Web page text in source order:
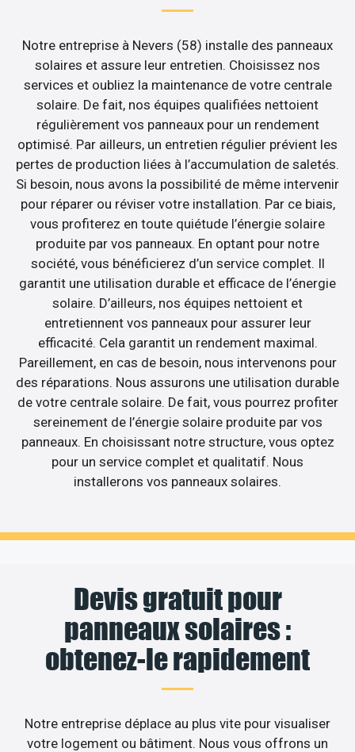
Notre entreprise à Nevers (58) installe des panneaux
solaires et assure leur entretien. Choisissez nos
services et oubliez la maintenance de votre centrale
solaire. De fait, nos équipes qualifiées nettoient
régulièrement vos panneaux pour un rendement
optimisé. Par ailleurs, un entretien régulier prévient les
pertes de production liées à l’accumulation de saletés.
Si besoin, nous avons la possibilité de même intervenir
pour réparer ou réviser votre installation. Par ce biais,
vous profiterez en toute quiétude l’énergie solaire
produite par vos panneaux. En optant pour notre
société, vous bénéficierez d’un service complet. Il
garantit une utilisation durable et efficace de l’énergie
solaire. D’ailleurs, nos équipes nettoient et
entretiennent vos panneaux pour assurer leur
efficacité. Cela garantit un rendement maximal.
Pareillement, en cas de besoin, nous intervenons pour
des réparations. Nous assurons une utilisation durable
de votre centrale solaire. De fait, vous pourrez profiter
sereinement de l’énergie solaire produite par vos
panneaux. En choisissant notre structure, vous optez
pour un service complet et qualitatif. Nous
installerons vos panneaux solaires.
Devis gratuit pour
panneaux solaires :
obtenez-le rapidement
Notre entreprise déplace au plus vite pour visualiser
votre logement ou bâtiment. Nous vous offrons un